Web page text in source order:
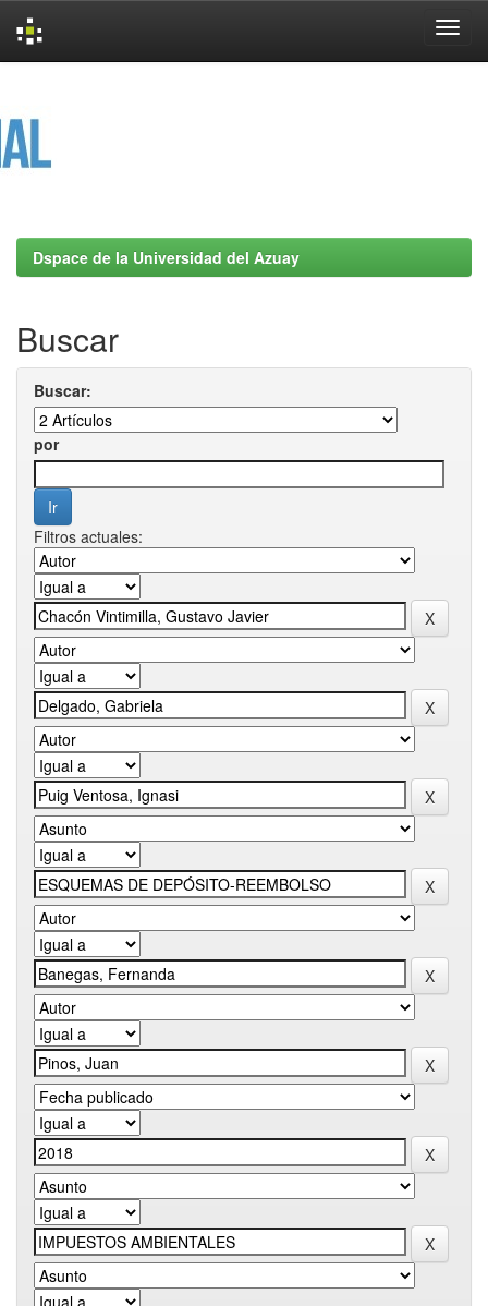
Dspace de la Universidad del Azuay
Buscar
Buscar:
por
Filtros actuales: